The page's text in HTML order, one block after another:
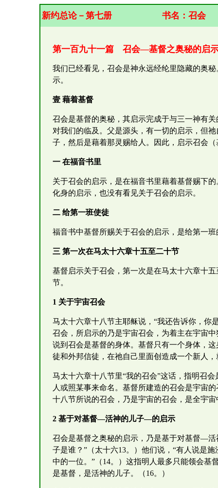
新约总论－第七册 书名： 召会
第一百九十一篇 召会—基督之奥秘的启
我们已经看见，召会是神永远经纶里隐藏的奥
示。
壹 藉着基督
召会是基督的奥秘，其启示完成于与三一神有
对我们的临及。父是源头，有一切的启示，但
子，然后是藉着那灵赐给人。因此，启示召会
一 在福音书里
关于召会的启示，是在福音书里藉着基督赐下
化身的启示，也没有看见关于召会的启示。
二 给第一班使徒
福音书中基督所赐关于召会的启示，是给第一班
三 第一次在马太十六章十五至二十节
基督启示关于召会，第一次是在马太十六章十
节。
1 关于宇宙召会
马太十六章十八节主耶稣说，“我还告诉你，你
召会，所启示的乃是宇宙召会，为着主在宇宙
说到召会是基督的身体。基督只有一个身体，
徒和外邦信徒，在祂自己里面创造成一个新人
马太十六章十八节里“我的召会”这话，指明召
人或照某事来命名。基督所建造的召会是宇宙
十八节所说的召会，乃是宇宙的召会，是全宇
2 基于对基督—活神的儿子—的启示
召会是基督之奥秘的启示，乃是基于对基督—
子是谁？”（太十六13。）他们说，“有人说是
中的一位。”（14。）这指明人最多只能领会基
是基督，是活神的儿子。（16。）